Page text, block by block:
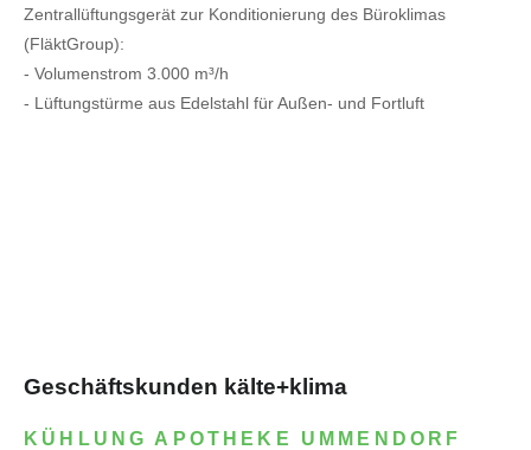
Zentrallüftungsgerät zur Konditionierung des Büroklimas
(FläktGroup):
- Volumenstrom 3.000 m³/h
- Lüftungstürme aus Edelstahl für Außen- und Fortluft
Geschäftskunden kälte+klima
KÜHLUNG APOTHEKE UMMENDORF